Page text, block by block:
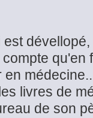
qu'en
livres de
de son